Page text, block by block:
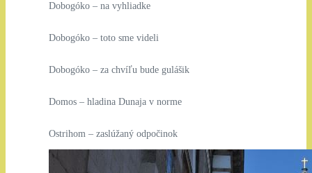
Dobogóko – na vyhliadke
Dobogóko – toto sme videli
Dobogóko – za chvíľu bude gulášik
Domos – hladina Dunaja v norme
Ostrihom – zaslúžaný odpočinok